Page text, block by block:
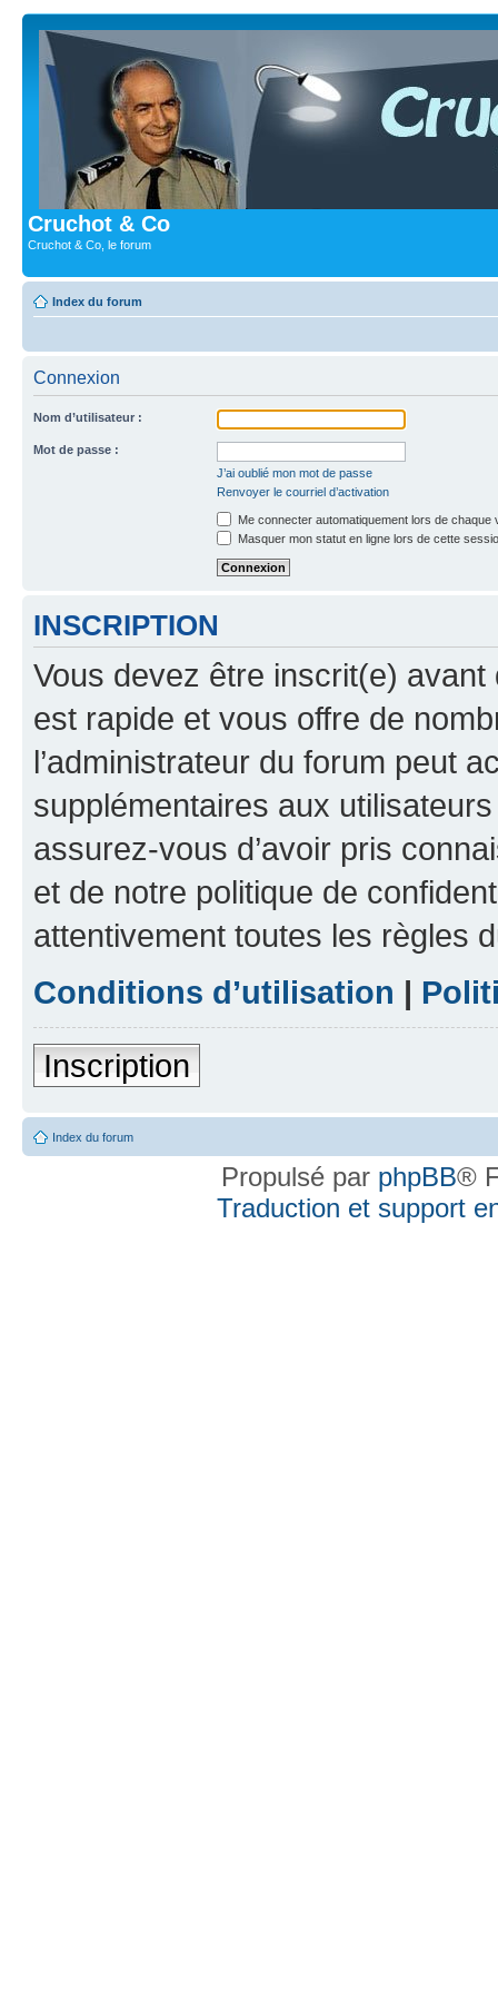
Cruchot & Co
Cruchot & Co, le forum
Index du forum
Connexion
Nom d’utilisateur :
Mot de passe :
J’ai oublié mon mot de passe
Renvoyer le courriel d’activation
Me connecter automatiquement lors de chaque
Masquer mon statut en ligne lors de cette
INSCRIPTION
Vous devez être inscrit(e) avant
est rapide et vous offre de
l’administrateur du forum peut
supplémentaires aux
assurez-vous d’avoir pris
et de notre politique de
attentivement toutes les règles
Conditions d’utilisation |
Inscription
Index du forum
Propulsé par phpBB®
Traduction et support